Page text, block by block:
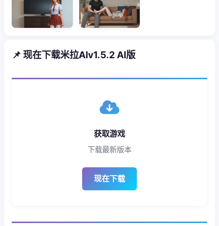
📌 现在下载米拉AIv1.5.2 AI版
获取游戏
下载最新版本
现在下载